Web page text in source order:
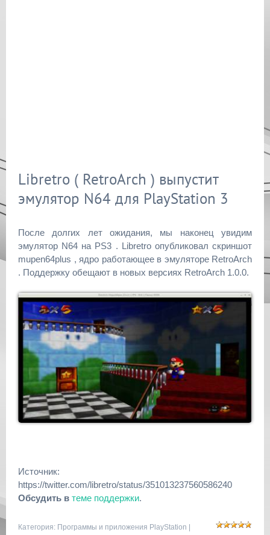
Libretro ( RetroArch ) выпустит
эмулятор N64 для PlayStation 3
После долгих лет ожидания, мы наконец увидим
эмулятор N64 на PS3 . Libretro опубликовал скриншот
mupen64plus , ядро работающее в эмуляторе RetroArch
. Поддержку обещают в новых версиях RetroArch 1.0.0.
Источник:
https://twitter.com/libretro/status/351013237560586240
Обсудить в теме поддержки.
Категория: Программы и приложения PlayStation